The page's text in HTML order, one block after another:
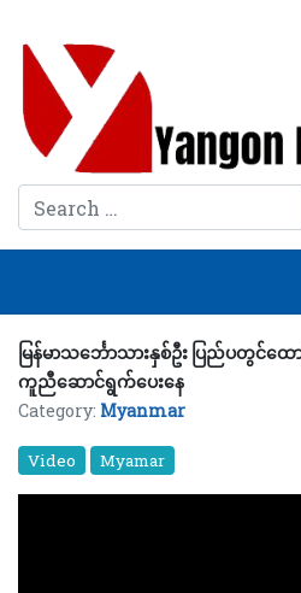
Search
မြန်မာသင်္ဘောသားနှစ်ဦး ပြည်ပတွင်ထ
ကူညီဆောင်ရွက်ပေးနေ
Category: Myanmar
Video Myamar